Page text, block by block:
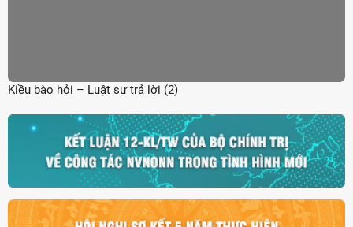
Kiều bào hỏi – Luật sư trả lời (2)